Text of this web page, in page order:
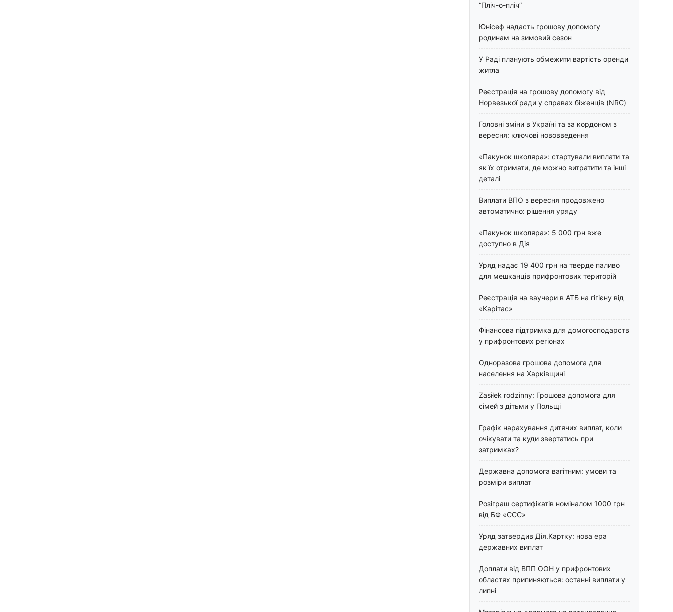
“Пліч-о-пліч”
Юнісеф надасть грошову допомогу
родинам на зимовий сезон
У Раді планують обмежити вартість оренди
житла
Реєстрація на грошову допомогу від
Норвезької ради у справах біженців (NRC)
Головні зміни в Україні та за кордоном з
вересня: ключові нововведення
«Пакунок школяра»: стартували виплати та
як їх отримати, де можно витратити та інші
деталі
Виплати ВПО з вересня продовжено
автоматично: рішення уряду
«Пакунок школяра»: 5 000 грн вже
доступно в Дія
Уряд надає 19 400 грн на тверде паливо
для мешканців прифронтових територій
Реєстрація на ваучери в АТБ на гігієну від
«Карітас»
Фінансова підтримка для домогосподарств
у прифронтових регіонах
Одноразова грошова допомога для
населення на Харківщині
Zasiłek rodzinny: Грошова допомога для
сімей з дітьми у Польщі
Графік нарахування дитячих виплат, коли
очікувати та куди звертатись при
затримках?
Державна допомога вагітним: умови та
розміри виплат
Розіграш сертифікатів номіналом 1000 грн
від БФ «ССС»
Уряд затвердив Дія.Картку: нова ера
державних виплат
Доплати від ВПП ООН у прифронтових
областях припиняються: останні виплати у
липні